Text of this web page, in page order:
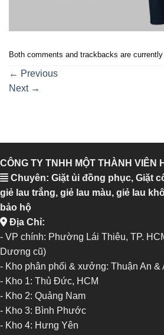
Both comments and trackbacks are
← Previous
Next →
CÔNG TY TNHH MỘT THÀNH VIÊN
Chuyên: Giặt ủi đồng phục, Giặt
giẻ lau trắng, giẻ lau màu, giẻ lau
bảo hộ
Địa Chỉ:
- VP chính: Phường Lái Thiêu, TP.
Dương cũ)
- Kho phân phối & xưởng: Thuận An
- Kho 1: Thủ Đức, HCM
- Kho 2: Quảng Nam
- Kho 3: Bình Phước
- Kho 4: Hưng Yên